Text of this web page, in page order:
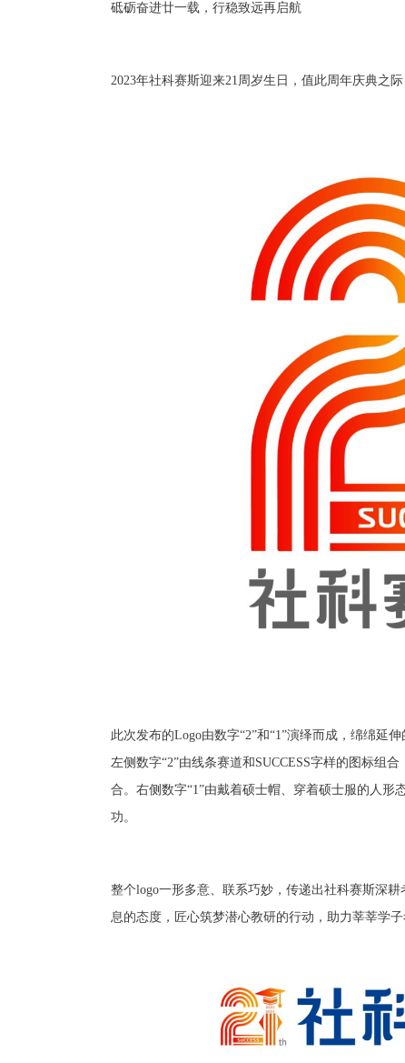
砥砺奋进廿一载，行稳致远再启航
2023年社科赛斯迎来21周岁生日，值此周年庆典之
此次发布的Logo由数字“2”和“1”演绎而成，绵绵延
左侧数字“2”由线条赛道和SUCCESS字样的图标组
合。右侧数字“1”由戴着硕士帽、穿着硕士服的人
功。
整个logo一形多意、联系巧妙，传递出社科赛斯深
息的态度，匠心筑梦潜心教研的行动，助力莘莘学子